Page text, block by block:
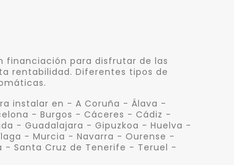
financiación para disfrutar de las
rentabilidad. Diferentes tipos de
instalar en - A Coruña - Álava -
- Burgos - Cáceres - Cádiz -
- Guadalajara - Gipuzkoa - Huelva -
- Murcia - Navarra - Ourense -
- Santa Cruz de Tenerife - Teruel -